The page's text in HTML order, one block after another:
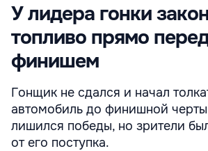
У лидера гонки
топливо прямо
финишем
Гонщик не сдался и начал
автомобиль до финишной
лишился победы, но зрители
от его поступка.